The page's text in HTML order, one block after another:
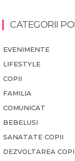
CATEGORII
EVENIMENTE
LIFESTYLE
COPII
FAMILIA
COMUNICAT
BEBELUSI
SANATATE COPII
DEZVOLTAREA